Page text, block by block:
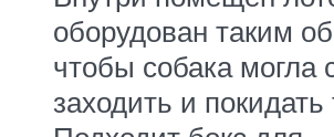
оборудован таким
чтобы собака могла
заходить и покидать